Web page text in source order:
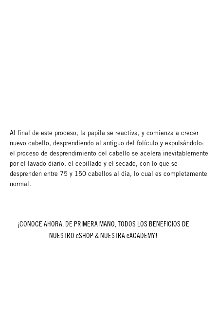
Al final de este proceso, la papila se reactiva, y comienza a crecer
nuevo cabello, desprendiendo al antiguo del folículo y expulsándolo:
el proceso de desprendimiento del cabello se acelera inevitablemente
por el lavado diario, el cepillado y el secado, con lo que se
desprenden entre 75 y 150 cabellos al día, lo cual es completamente
normal.
¡CONOCE AHORA, DE PRIMERA MANO, TODOS LOS BENEFICIOS DE
NUESTRO eSHOP & NUESTRA eACADEMY!